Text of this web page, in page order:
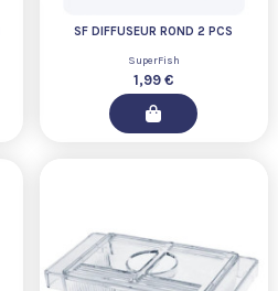
SF DIFFUSEUR ROND 2 PCS
SuperFish
1,99 €